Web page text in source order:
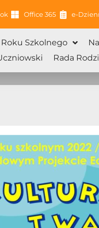
Office 365 e-
Szkolnego
Rada